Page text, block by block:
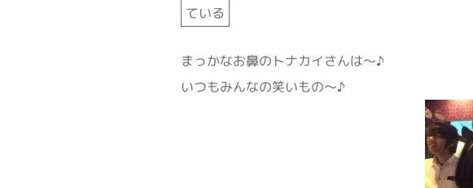
ている
まっかなお鼻のトナカイさんは～♪
いつもみんなの笑いもの～♪